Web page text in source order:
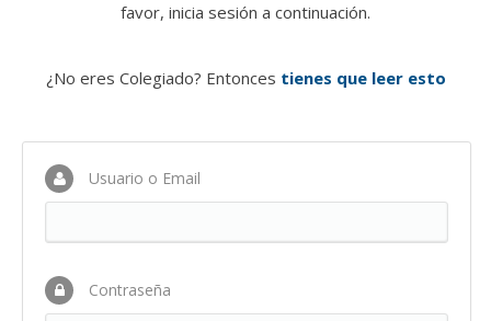
favor, inicia sesión a continuación.
¿No eres Colegiado? Entonces tienes que leer esto
Usuario o Email
Contraseña